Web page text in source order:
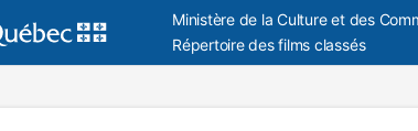
Ministère de la Culture et des
Répertoire des films classés